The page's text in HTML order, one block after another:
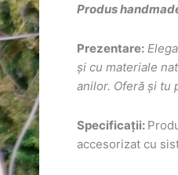
Produs
Prezentare:
și cu materiale
anilor. Oferă și tu
Specificații:
accesorizat cu